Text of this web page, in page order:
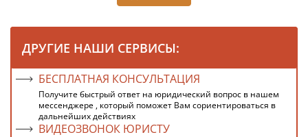
ДРУГИЕ НАШИ СЕРВИСЫ:
БЕСПЛАТНАЯ КОНСУЛЬТАЦИЯ
Получите быстрый ответ на юридический вопрос в нашем
мессенджере , который поможет Вам сориентироваться в
дальнейших действиях
ВИДЕОЗВОНОК ЮРИСТУ